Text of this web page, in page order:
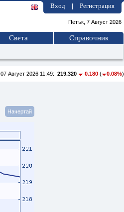
Вход Регистрация
Петък, 7 Август 2026
Света Справочник
07 Август 2026 11:49: 219.320 0.180 ( 0.08%)